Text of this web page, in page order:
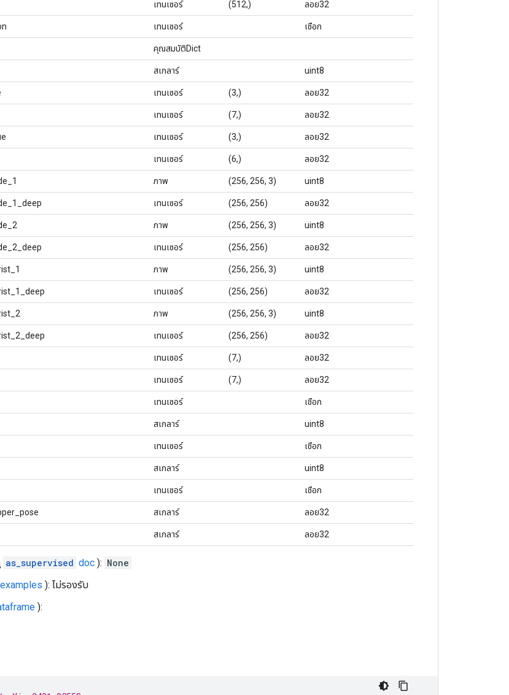
เทนเซอร์ (512,) ลอย32
เทนเซอร์ เชือก
คุณสมบัติDict
สเกลาร์ uint8
เทนเซอร์ (3,) ลอย32
เทนเซอร์ (7,) ลอย32
เทนเซอร์ (3,) ลอย32
เทนเซอร์ (6,) ลอย32
ภาพ (256, 256, 3) uint8
เทนเซอร์ (256, 256) ลอย32
ภาพ (256, 256, 3) uint8
เทนเซอร์ (256, 256) ลอย32
ภาพ (256, 256, 3) uint8
เทนเซอร์ (256, 256) ลอย32
ภาพ (256, 256, 3) uint8
เทนเซอร์ (256, 256) ลอย32
เทนเซอร์ (7,) ลอย32
เทนเซอร์ (7,) ลอย32
เทนเซอร์ เชือก
สเกลาร์ uint8
เทนเซอร์ เชือก
สเกลาร์ uint8
เทนเซอร์ เชือก
สเกลาร์ ลอย32
สเกลาร์ ลอย32
as_supervised doc ): None
): ไม่รองรับ
):